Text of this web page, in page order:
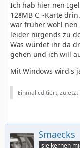
Ich hab hier nen
128MB CF-Karte
war früher wohl nen
leider nirgends zu
Was würdet ihr da
gehen und ich will
Mit Windows wird's
Einmal editiert, zuletzt
Smaecks
sie kennen